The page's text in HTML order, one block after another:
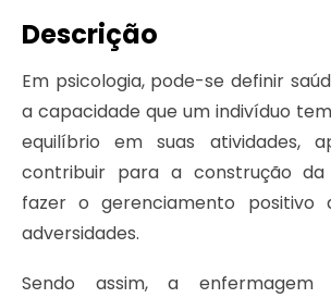
Descrição
Em psicologia, pode-se definir
a capacidade que um indivíduo
equilíbrio em suas atividades,
contribuir para a construção da
fazer o gerenciamento positivo
adversidades.
Sendo assim, a